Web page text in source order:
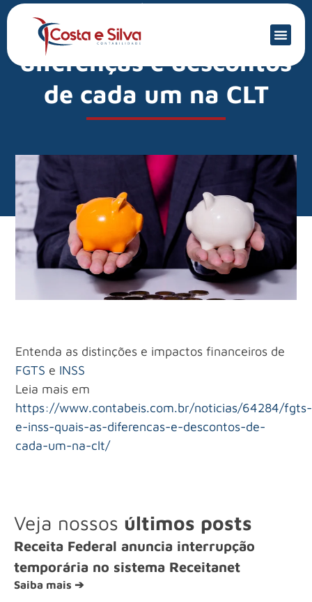
Mercado Financeiro
FGTS e INSS: quais as
diferenças e descontos
de cada um na CLT
Entenda as distinções e impactos financeiros de
FGTS e INSS
Leia mais em
https://www.contabeis.com.br/noticias/64284/fgts-
e-inss-quais-as-diferencas-e-descontos-de-
cada-um-na-clt/
Veja nossos últimos posts
Receita Federal anuncia interrupção
temporária no sistema Receitanet
Saiba mais ➔